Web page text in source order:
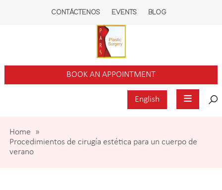
CONTÁCTENOS EVENTS BLOG
BOOK AN APPOINTMENT
English
Home »
Procedimientos de cirugía estética para un cuerpo de
verano